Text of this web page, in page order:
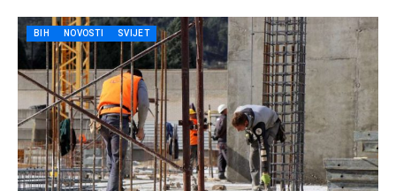
BIH NOVOSTI SVIJET